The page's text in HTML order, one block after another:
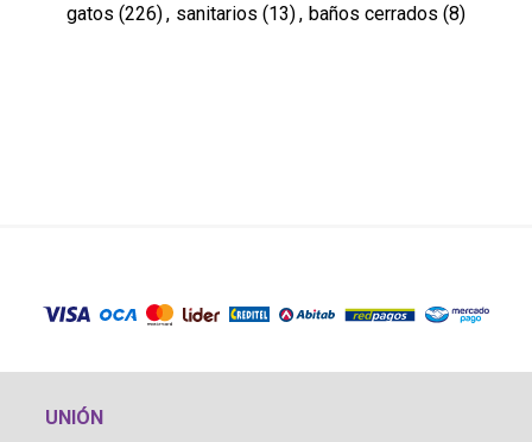
gatos (226), sanitarios (13), baños cerrados (8)
UNIÓN